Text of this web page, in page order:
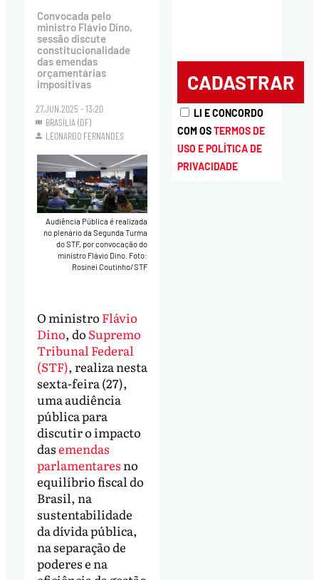
Convocada pelo
ministro Flávio Dino,
sessão discute
constitucionalidade
das emendas
orçamentárias
impositivas
27.JUN.2025 - 13:20
BRASÍLIA (DF)
LEONARDO FERNANDES
Audiência Pública é realizada
no plenário da Segunda Turma
do STF, por convocação do
ministro Flávio Dino. Foto:
Rosinei Coutinho/STF
O ministro Flávio
Dino, do Supremo
Tribunal Federal
(STF), realiza nesta
sexta-feira (27),
uma audiência
pública para
discutir o impacto
dasemendas
parlamentares no
equilíbrio fiscal do
Brasil, na
sustentabilidade
da dívida pública,
na separação de
poderes e na
LI E CONCORDO
COM OSTERMOS DE
USO E POLÍTICA DE
PRIVACIDADE